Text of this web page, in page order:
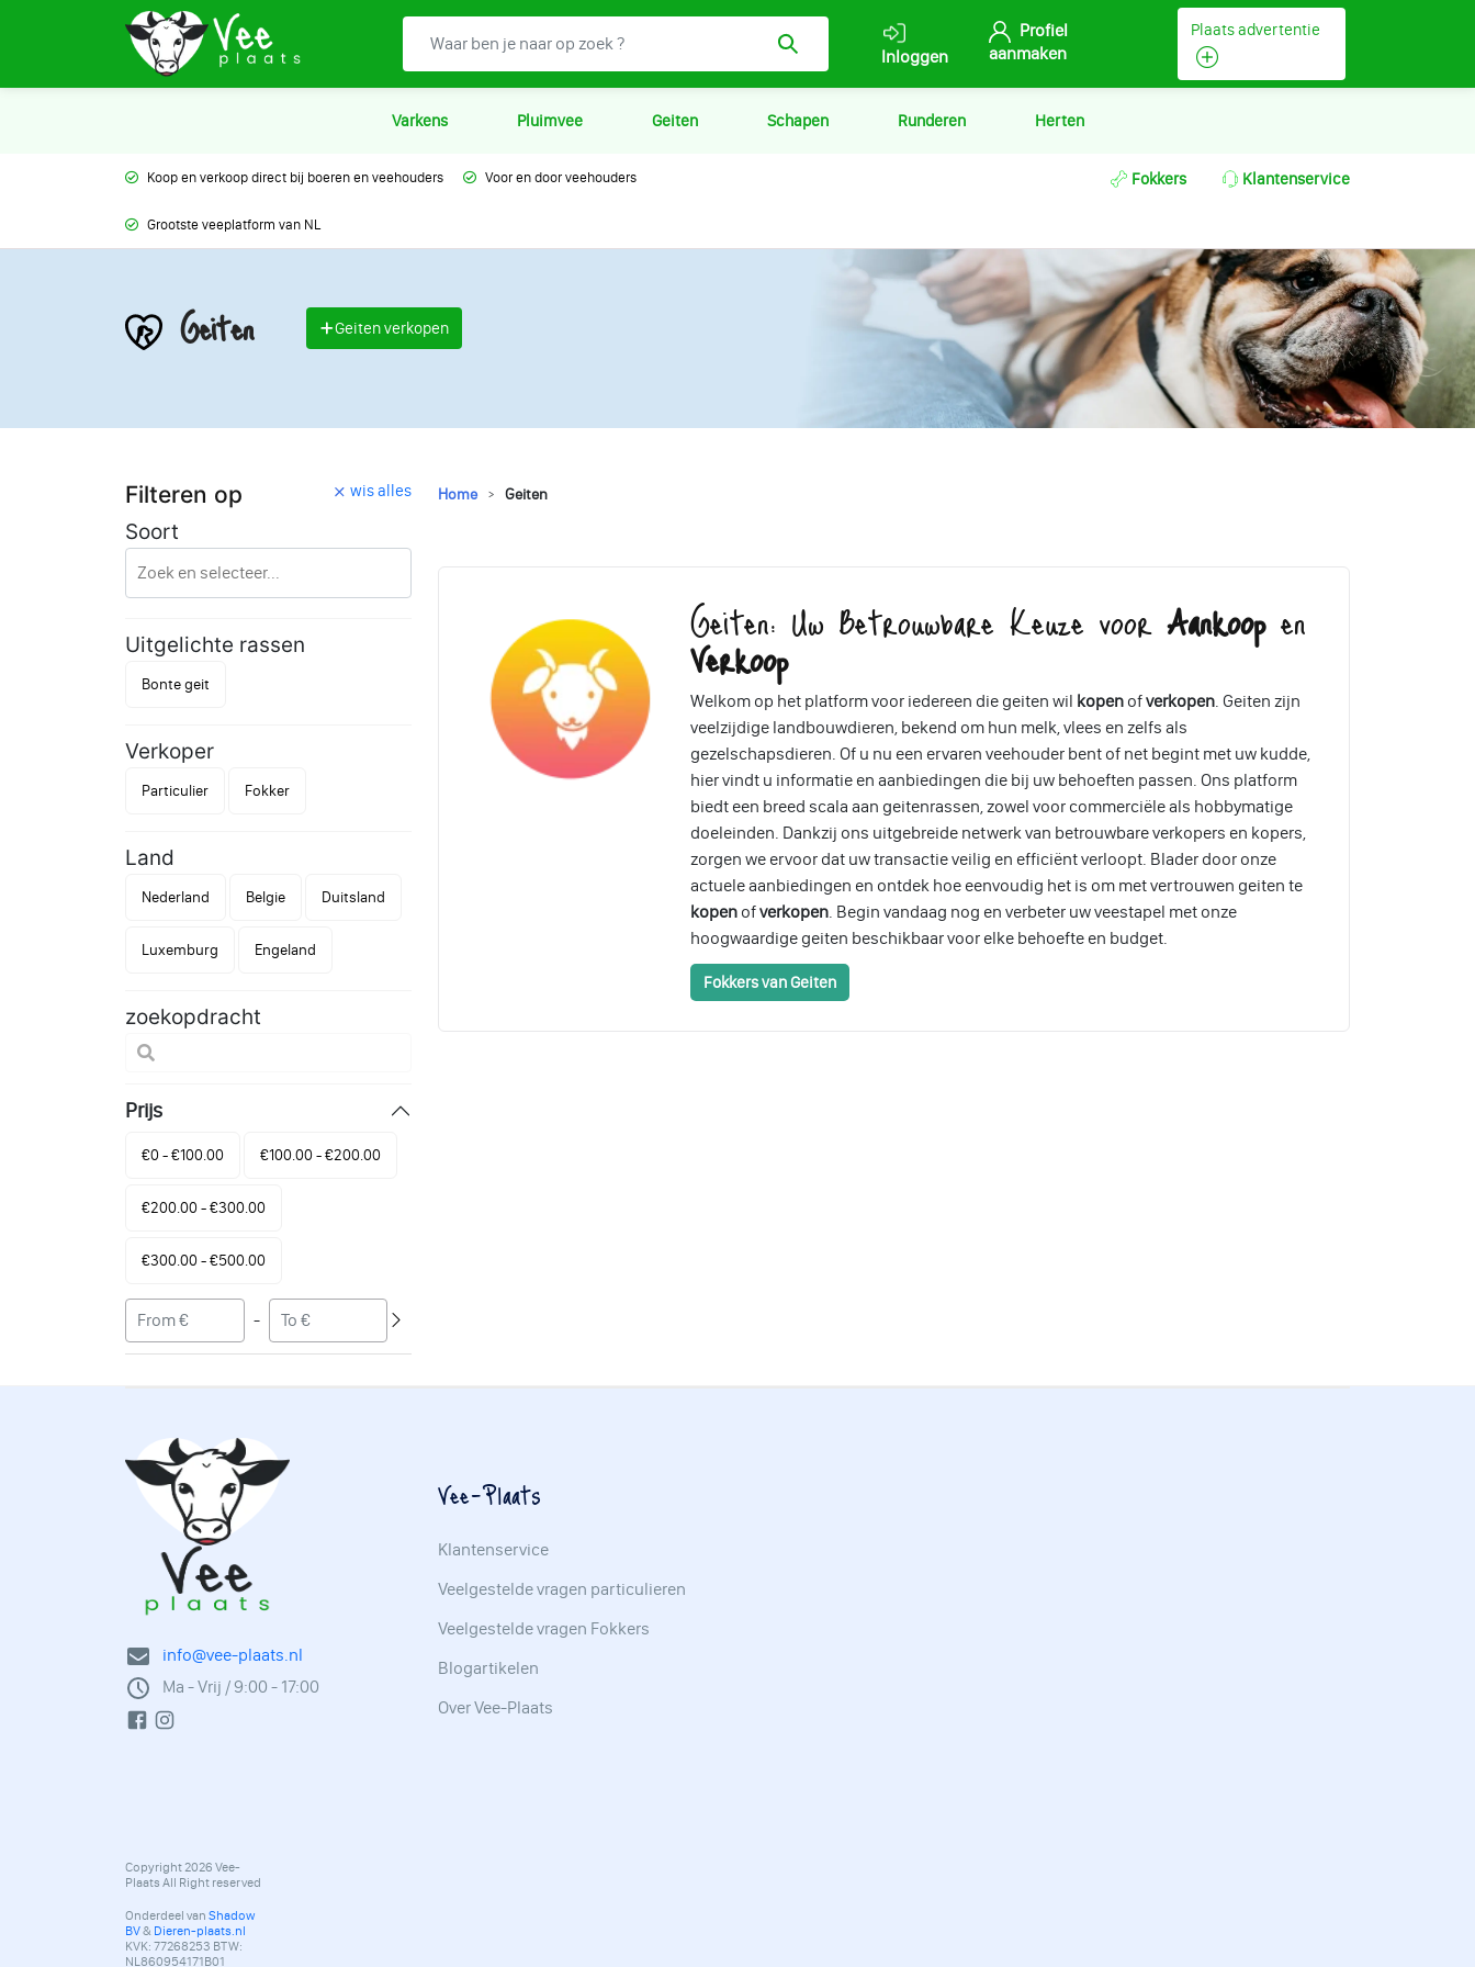
Inloggen
Profiel
aanmaken
Plaats advertentie
Varkens Pluimvee Geiten Schapen Runderen Herten
Koop en verkoop direct bij boeren en veehouders Voor en door veehouders
Grootste veeplatform van NL
Fokkers Klantenservice
Geiten Geiten verkopen
Filteren op wis alles
Soort
Uitgelichte rassen
Bonte geit
Verkoper
Particulier Fokker
Land
Nederland Belgie Duitsland
Luxemburg Engeland
zoekopdracht
Prijs
€0 - €100.00 €100.00 - €200.00
€200.00 - €300.00
€300.00 - €500.00
-
Home Geiten
Geiten: Uw Betrouwbare Keuze voorAankoopen
Verkoop
Welkom op het platform voor iedereen die geiten wil kopen ofverkopen. Geiten zijn
veelzijdige landbouwdieren, bekend om hun melk, vlees en zelfs als
gezelschapsdieren. Of u nu een ervaren veehouder bent of net begint met uw kudde,
hier vindt u informatie en aanbiedingen die bij uw behoeften passen. Ons platform
biedt een breed scala aan geitenrassen, zowel voor commerciële als hobbymatige
doeleinden. Dankzij ons uitgebreide netwerk van betrouwbare verkopers en kopers,
zorgen we ervoor dat uw transactie veilig en efficiënt verloopt. Blader door onze
actuele aanbiedingen en ontdek hoe eenvoudig het is om met vertrouwen geiten te
kopen ofverkopen. Begin vandaag nog en verbeter uw veestapel met onze
hoogwaardige geiten beschikbaar voor elke behoefte en budget.
Fokkers van Geiten
info@vee-plaats.nl
Ma - Vrij / 9:00 - 17:00
Copyright 2026 Vee-
Plaats All Right reserved
Onderdeel van Shadow
BV& Dieren-plaats.nl
KVK: 77268253 BTW:
NL860954171B01
Vee-Plaats
Klantenservice
Veelgestelde vragen particulieren
Veelgestelde vragen Fokkers
Blogartikelen
Over Vee-Plaats